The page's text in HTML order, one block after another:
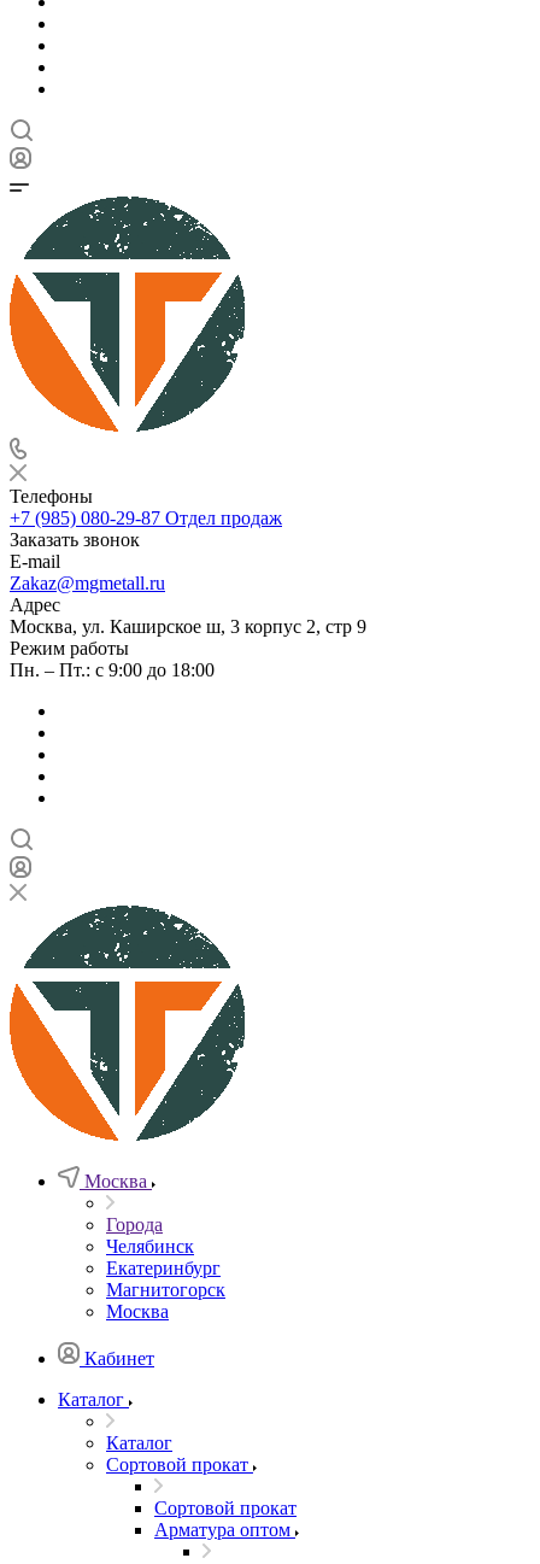
Телефоны
+7 (985) 080-29-87 Отдел продаж
Заказать звонок
E-mail
Zakaz@mgmetall.ru
Адрес
Москва, ул. Каширское ш, 3 корпус 2, стр 9
Режим работы
Пн. – Пт.: с 9:00 до 18:00
Москва
Города
Челябинск
Екатеринбург
Магнитогорск
Москва
Кабинет
Каталог
Каталог
Сортовой прокат
Сортовой прокат
Арматура оптом